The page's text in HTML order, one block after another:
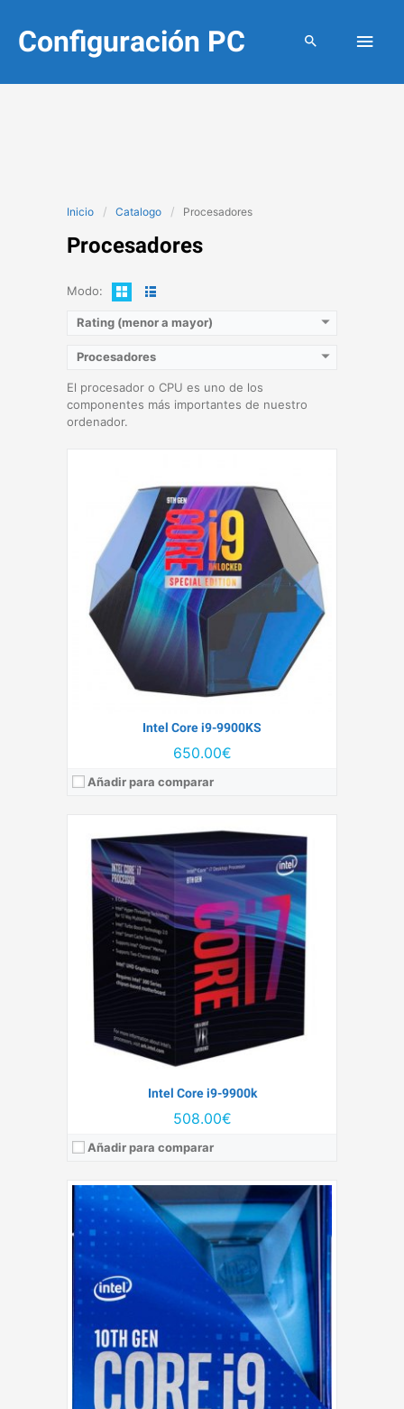
contenido
Configuración PC
Inicio Catalogo Procesadores
Procesadores
Modo:
Rating (menor a mayor)
Procesadores
El procesador o CPU es uno de los
componentes más importantes de nuestro
ordenador.
Intel Core i9-9900KS
650.00€
Añadir para comparar
Ver detalles →
Intel Core i9-9900k
508.00€
Añadir para comparar
14 nm
Número de núcleos:8
RAM Máxima compatible:64 GB
Velocidad base:3,7 GHz
TDP:95 W
Ver detalles →
Litografía:14 nm
Número de núcleos:10
RAM Máxima compatible:
128 GB
Velocidad base:3.7 GHz
TDP:
125 W
Ver detalles →
Litografía:
7nm FinFET
Número de núcleos:
16
RAM Máxima compatible: 32
Velocidad base:
3.5 GHz
TDP:105 W
Ver detalles →